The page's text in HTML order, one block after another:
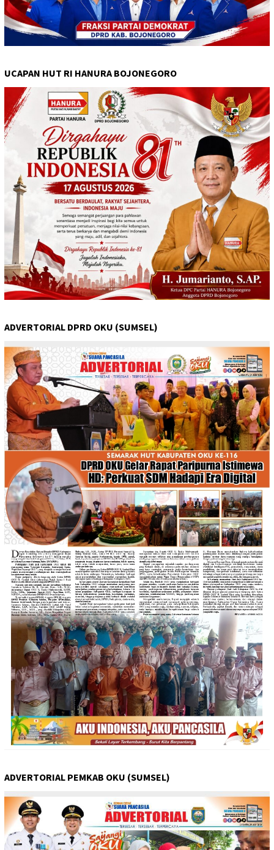
UCAPAN HUT RI HANURA BOJONEGORO
ADVERTORIAL DPRD OKU (SUMSEL)
ADVERTORIAL PEMKAB OKU (SUMSEL)